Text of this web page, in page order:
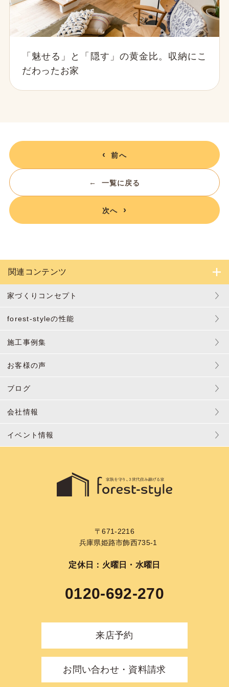
「魅せる」と「隠す」の黄金比。収納にこ
だわったお家
前へ
一覧に戻る
次へ
関連コンテンツ
家づくりコンセプト
forest-styleの性能
施工事例集
お客様の声
ブログ
会社情報
イベント情報
〒671-2216
兵庫県姫路市飾西735-1
定休日：火曜日・水曜日
0120-692-270
来店予約
お問い合わせ・資料請求